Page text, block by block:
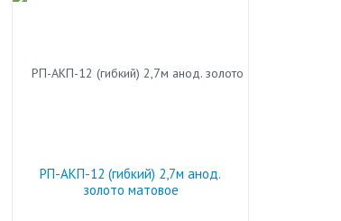
РП-АКП-12 (гибкий) 2,7м анод.
золото матовое